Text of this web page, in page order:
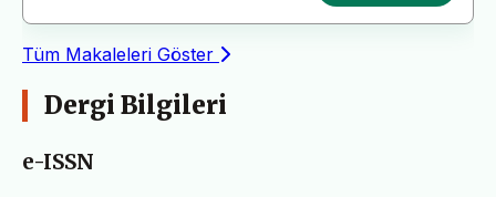
Tüm Makaleleri Göster
Dergi Bilgileri
e-ISSN